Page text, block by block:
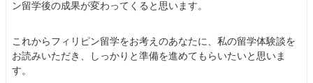
ン留学後の成果が変わってくると思います。
これからフィリピン留学をお考えのあなたに、私の留学体験談を
お読みいただき、しっかりと準備を進めてもらいたいと思いま
す。